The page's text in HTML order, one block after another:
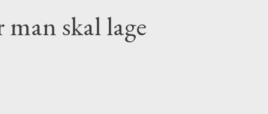
delvis utstikkende over Vortungen.
side, helt vindstille og strålende sol fra
med noe så tradisjonelt som en tur opp til
var riktig fin og godt merket, så skulle du
skal lage